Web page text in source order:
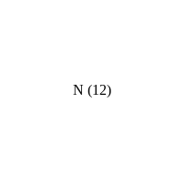
N (12)